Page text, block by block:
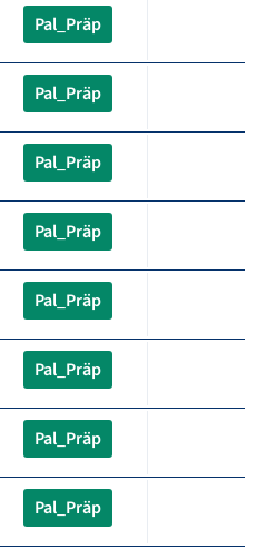
Pal_Präp
Pal_Präp
Pal_Präp
Pal_Präp
Pal_Präp
Pal_Präp
Pal_Präp
Pal_Präp